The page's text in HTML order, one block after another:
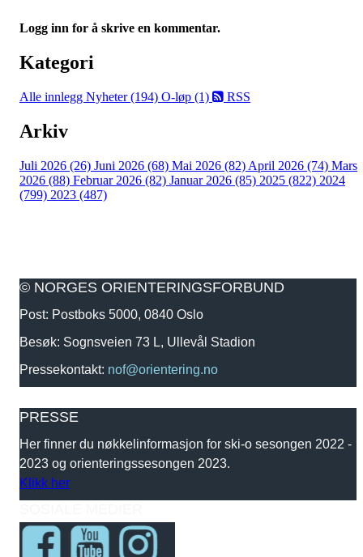
Logg inn for å skrive en kommentar.
Kategori
Alle innlegg Nyheter (194) O-løp (1) RSS
Arkiv
Juli 2026 (26) Juni 2026 (68) Mai 2026 (82) April 2026 (74) Mars
2026 (88) Februar 2026 (82) Januar 2026 (85) 2025 (822) 2024
(799) 2023 (487)
© NORGES ORIENTERINGSFORBUND
Post: Postboks 5000, 0840 Oslo
Besøk: Sognsveien 73 L, Ullevål Stadion
Pressekontakt: nof@orientering.no
PRESSE
Her finner du nøkkelinformasjon for ski-o sesongen 2022 -
2023 og orienteringssesongen 2023.
Klikk her